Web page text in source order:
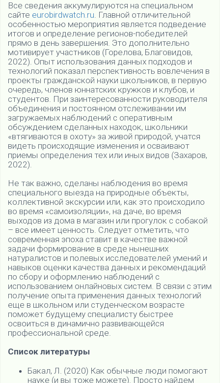
Все сведения аккумулируются на специальном
сайте eurobirdwatch.ru. Главной отличительной
особенностью мероприятия является подведение
итогов и определение регионов-победителей
прямо в день завершения. Это дополнительно
мотивирует участников (Горелова, Благовидов,
2022). Опыт использования данных подходов и
технологий показал перспективность вовлечения в
проекты гражданской науки школьников, в первую
очередь, членов юннатских кружков и клубов, и
студентов. При заинтересованности руководителя
объединения и постоянном отслеживании им
загружаемых наблюдений с оперативным
обсуждением сделанных находок, школьники
«втягиваются в охоту» за живой природой, учатся
видеть происходящие изменения и осваивают
приемы определения тех или иных видов (Захаров,
2022).
Не так важно, сделаны наблюдения во время
специального выезда на природные объекты,
коллективной экскурсии или, как это происходило
во время «самоизоляции», на даче, во время
выходов из дома в магазин или прогулок с собакой
– все имеет ценность. Следует отметить, что
современная эпоха ставит в качестве важной
задачи формирование в среде нынешних
натуралистов и полевых исследователей умений и
навыков оценки качества данных и рекомендаций
по сбору и оформлению наблюдений с
использованием онлайновых систем. В связи с этим
получение опыта применения данных технологий
еще в школьном или студенческом возрасте
поможет будущему специалисту быстрее
освоиться в динамично развивающейся
профессиональной среде.
Список литературы
Бакал, Л. (2020) Как обычные люди помогают
науке (и вы тоже можете). Просто найдем